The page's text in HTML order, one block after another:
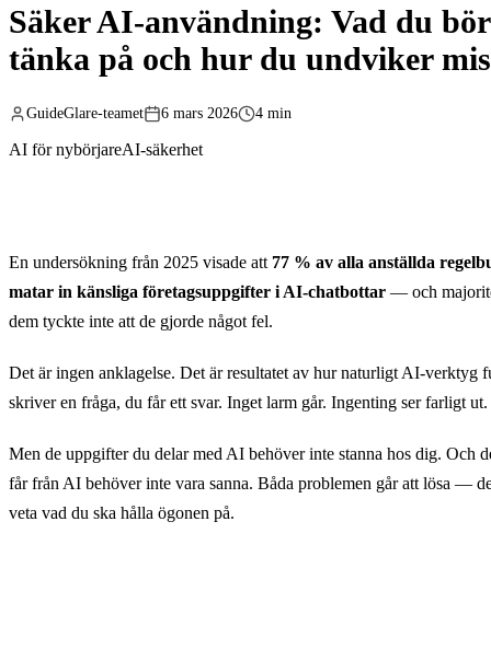
Säker AI-användning: Vad du bör
tänka på och hur du undviker
GuideGlare-teamet 6 mars 2026 4 min
AI för nybörjareAI-säkerhet
En undersökning från 2025 visade att 77 % av alla anställda
matar in känsliga företagsuppgifter i AI-chatbottar — och
dem tyckte inte att de gjorde något fel.
Det är ingen anklagelse. Det är resultatet av hur naturligt AI-verktyg
skriver en fråga, du får ett svar. Inget larm går. Ingenting ser farligt ut.
Men de uppgifter du delar med AI behöver inte stanna hos dig. Och
får från AI behöver inte vara sanna. Båda problemen går att lösa —
veta vad du ska hålla ögonen på.